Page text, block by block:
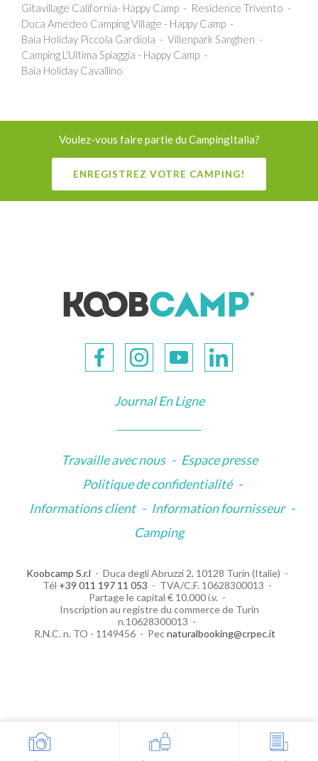
Gitavillage California- Happy Camp
Residence Trivento
Duca Amedeo Camping Village - Happy Camp
Baia Holiday Piccola Gardiola
Villenpark Sanghen
Camping L'Ultima Spiaggia - Happy Camp
Baia Holiday Cavallino
Voulez-vous faire partie du CampingItalia?
ENREGISTREZ VOTRE CAMPING!
Journal En Ligne
Travaille avec nous - Espace presse
Politique de confidentialité -
Informations client - Information fournisseur -
Camping
Koobcamp S.r.l
Duca degli Abruzzi 2, 10128 Turin (Italie)
Tél +39 011 197 11 053
TVA/C.F. 10628300013
Partage le capital € 10.000 i.v.
Inscription au registre du commerce de Turin
n.10628300013
R.N.C. n. TO - 1149456
Pecnaturalbooking@crpec.it
Your Privacy Choices